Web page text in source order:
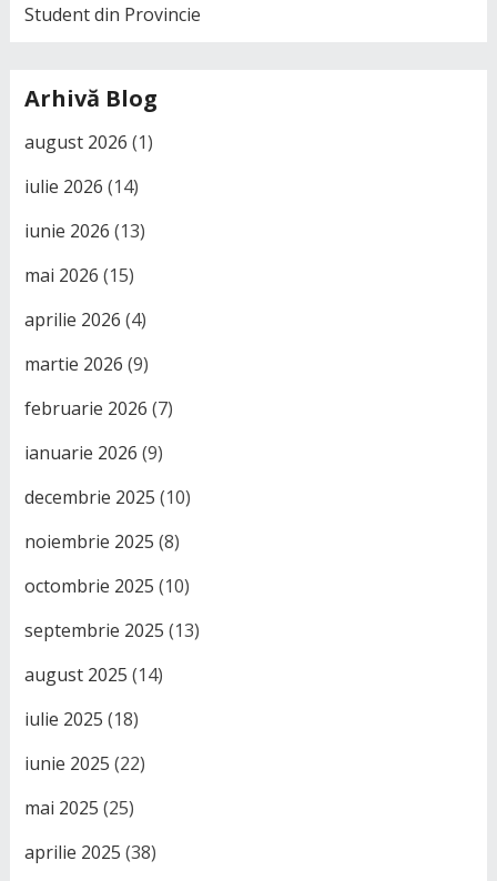
Student din Provincie
Arhivă Blog
august 2026 (1)
iulie 2026 (14)
iunie 2026 (13)
mai 2026 (15)
aprilie 2026 (4)
martie 2026 (9)
februarie 2026 (7)
ianuarie 2026 (9)
decembrie 2025 (10)
noiembrie 2025 (8)
octombrie 2025 (10)
septembrie 2025 (13)
august 2025 (14)
iulie 2025 (18)
iunie 2025 (22)
mai 2025 (25)
aprilie 2025 (38)